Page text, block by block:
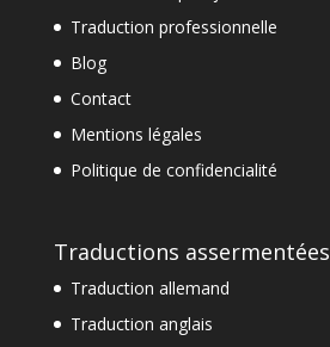
Traduction professionnelle
Blog
Contact
Mentions légales
Politique de confidencialité
Traductions assermentées
Traduction allemand
Traduction anglais